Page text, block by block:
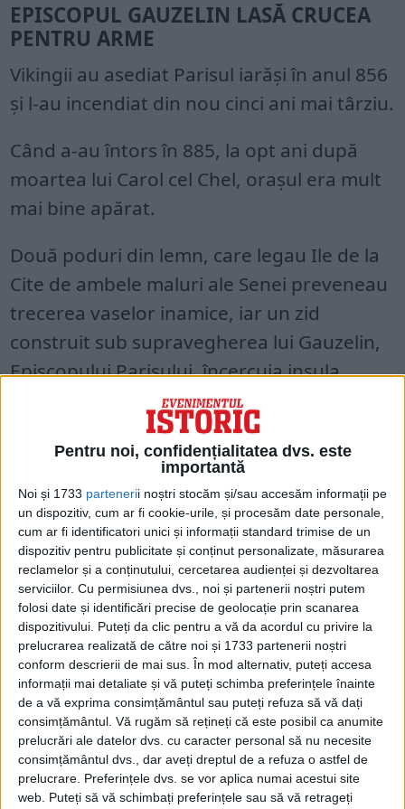
Pentru noi, confidențialitatea dvs. este
importantă
Noi și 1733 partenerii noștri stocăm și/sau accesăm informații pe
un dispozitiv, cum ar fi cookie-urile, și procesăm date personale,
cum ar fi identificatori unici și informații standard trimise de un
dispozitiv pentru publicitate și conținut personalizate, măsurarea
reclamelor și a conținutului, cercetarea audienței și dezvoltarea
serviciilor. Cu permisiunea dvs., noi și partenerii noștri putem
folosi date și identificări precise de geolocație prin scanarea
dispozitivului. Puteți da clic pentru a vă da acordul cu privire la
prelucrarea realizată de către noi și 1733 partenerii noștri
conform descrierii de mai sus. În mod alternativ, puteți accesa
informații mai detaliate și vă puteți schimba preferințele înainte
de a vă exprima consimțământul sau puteți refuza să vă dați
consimțământul. Vă rugăm să rețineți că este posibil ca anumite
prelucrări ale datelor dvs. cu caracter personal să nu necesite
consimțământul dvs., dar aveți dreptul de a refuza o astfel de
prelucrare. Preferințele dvs. se vor aplica numai acestui site
web. Puteți să vă schimbați preferințele sau să vă retrageți
EPISCOPUL GAUZELIN LASĂ CRUCEA
PENTRU ARME
Vikingii au asediat Parisul iarăși în anul 856
şi l-au incendiat din nou cinci ani mai târziu.
Când a-au întors în 885, la opt ani după
moartea lui Carol cel Chel, oraşul era mult
mai bine apărat.
Două poduri din lemn, care legau Ile de la
Cite de ambele maluri ale Senei preveneau
trecerea vaselor inamice, iar un zid
construit sub supravegherea lui Gauzelin,
Episcopului Parisului, încercuia insula.
Conducătorul vikingilor, Sigfried, a mers în
Paris pentru a îi cere lui Gauzelin dreptul
de liberă trecere pentru a jefui regiunea.
El promitea, în schimb, să nu distrugă
zidurile oraşului, dar Gauzelin l-a refuzat.